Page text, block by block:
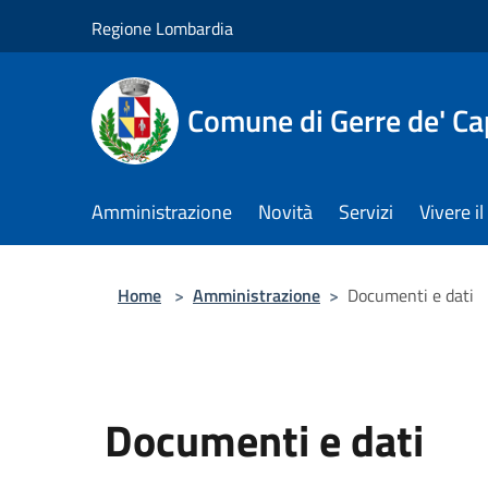
Regione Lombardia
Comune di Gerre de'
Amministrazione Novità Servizi Vivere
Home > Amministrazione > Documenti e dati
Documenti e dati